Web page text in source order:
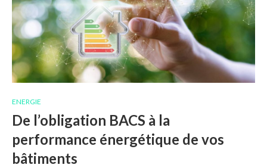
ENERGIE
De l’obligation BACS à la
performance énergétique de vos
bâtiments